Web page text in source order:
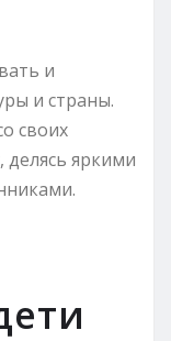
и
и страны.
своих
делясь яркими